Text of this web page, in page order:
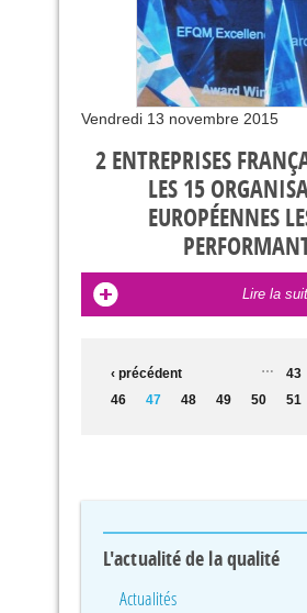
Vendredi 13 novembre 2015
2 ENTREPRISES
LES 15
EUROPÉENNES
Lire la
PAGES
‹ précédent … 43
46
47 48 49 50 51
L'actualité de la qualité
Actualités